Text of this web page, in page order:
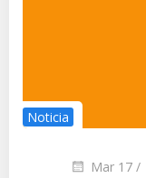
Noticia
Mar 17 /